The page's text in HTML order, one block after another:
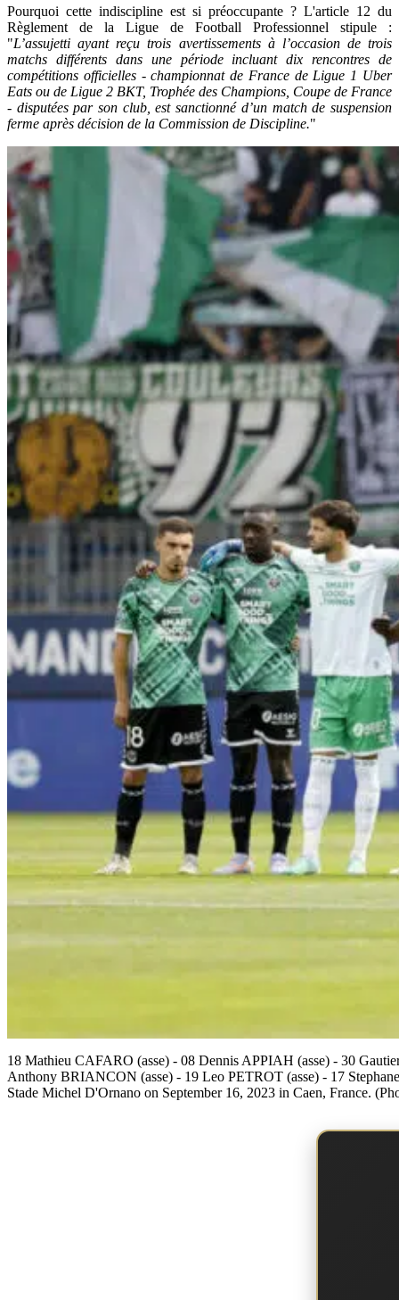
Pourquoi cette indiscipline est si préoccupante ? L'article 12 du
Règlement de la Ligue de Football Professionnel stipule :
"L’assujetti ayant reçu trois avertissements à l’occasion de trois
matchs différents dans une période incluant dix rencontres de
compétitions officielles - championnat de France de Ligue 1 Uber
Eats ou de Ligue 2 BKT, Trophée des Champions, Coupe de France
- disputées par son club, est sanctionné d’un match de suspension
ferme après décision de la Commission de Discipline."
18 Mathieu CAFARO (asse) - 08 Dennis APPIAH (asse) - 30
Anthony BRIANCON (asse) - 19 Leo PETROT (asse) - 17
Stade Michel D'Ornano on September 16, 2023 in Caen, France.